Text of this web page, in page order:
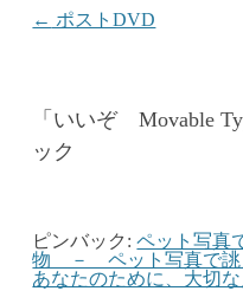
投稿ナビゲーション
← ポストDVD
「 いいぞ Movable
ック
ピンバック:ペット写真
物 － ペット写真で誂
あなたのために、大切